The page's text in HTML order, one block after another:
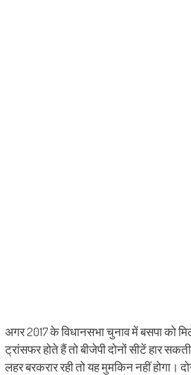
अगर 2017 के विधानसभा चुनाव में बसपा को
ट्रांसफर होते हैं तो बीजेपी दोनों सीटें हार
लहर बरकरार रही तो यह मुमकिन नहीं होगा।